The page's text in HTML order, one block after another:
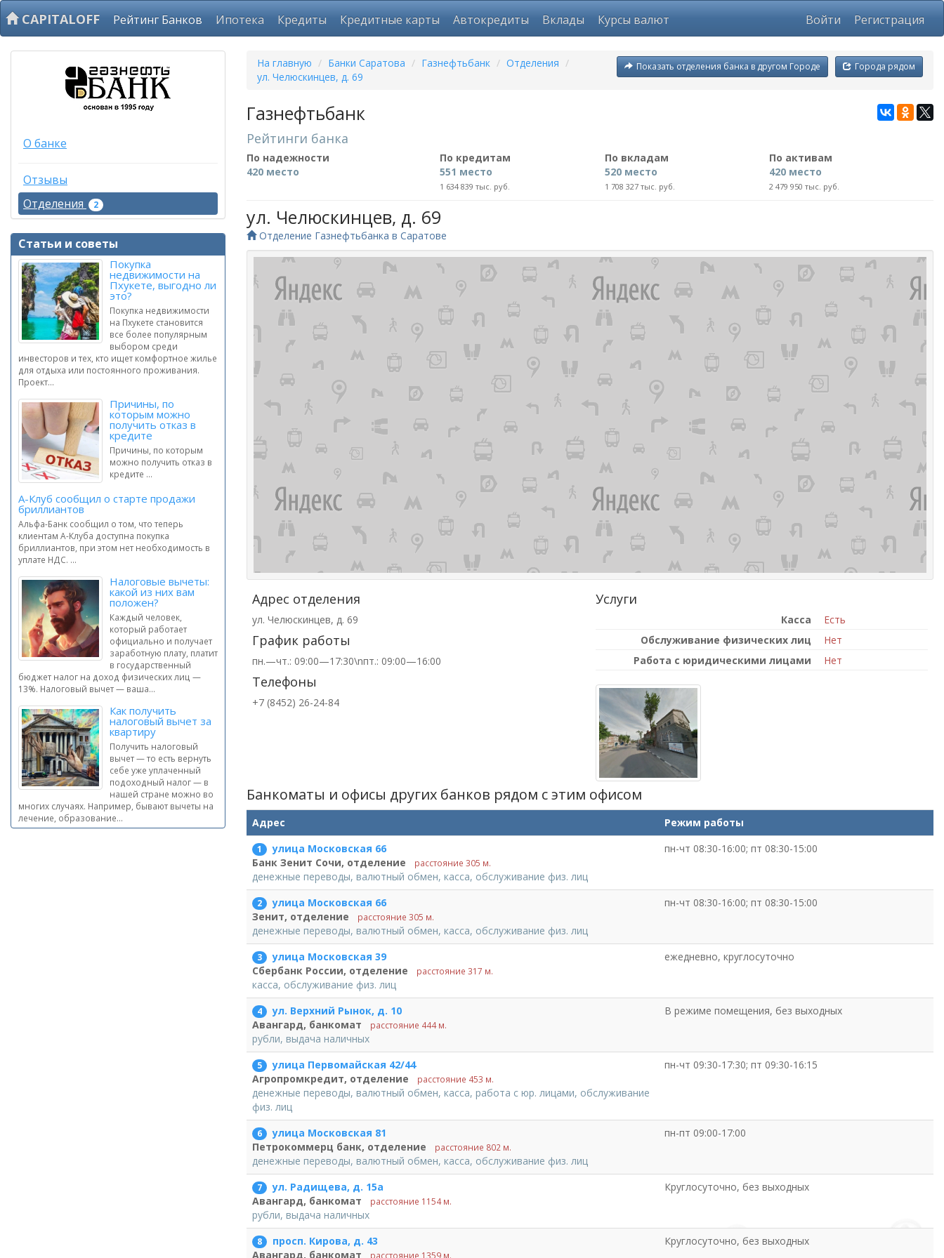
CAPITALOFF Рейтинг Банков Ипотека Кредиты Кредитные карты Автокредиты Вклады Курсы валют Войти Регистрация
О банке
Отзывы
Отделения
2
Статьи и советы
Покупка
недвижимости на
Пхукете, выгодно ли
это?
Покупка недвижимости
на Пхукете становится
все более популярным
выбором среди
инвесторов и тех, кто ищет комфортное жилье
для отдыха или постоянного проживания.
Проект...
Причины, по
которым можно
получить отказ в
кредите
Причины, по которым
можно получить отказ в
кредите ...
А-Клуб сообщил о старте продажи
бриллиантов
Альфа-Банк сообщил о том, что теперь
клиентам А-Клуба доступна покупка
бриллиантов, при этом нет необходимость в
уплате НДС. ...
Налоговые вычеты:
какой из них вам
положен?
Каждый человек,
который работает
официально и получает
заработную плату, платит
в государственный
бюджет налог на доход физических лиц —
13%. Налоговый вычет — ваша...
Как получить
налоговый вычет за
квартиру
Получить налоговый
вычет — то есть вернуть
себе уже уплаченный
подоходный налог — в
нашей стране можно во
многих случаях. Например, бывают вычеты на
лечение, образование...
Города рядом
Показать отделения банка в другом Городе
На главную / Банки Саратова / Газнефтьбанк / Отделения /
ул. Челюскинцев, д. 69
Газнефтьбанк
Рейтинги банка
По надежности По кредитам По вкладам
По активам
420 место
551 место
1 634 839 тыс. руб.
520 место
1 708 327 тыс. руб.
420 место
2 479 950 тыс. руб.
ул. Челюскинцев, д. 69
Отделение Газнефтьбанка в Саратове
Адрес отделения
ул. Челюскинцев, д. 69
График работы
пн.—чт.: 09:00—17:30\nпт.: 09:00—16:00
Телефоны
+7 (8452) 26-24-84
Услуги
Касса
Есть
Обслуживание физических лиц
Нет
Работа с юридическими лицами
Нет
Банкоматы и офисы других банков рядом c этим офисом
Адрес Режим работы
1
улица Московская 66
Банк Зенит Сочи, отделение
расстояние 305 м.
денежные переводы, валютный обмен, касса, обслуживание физ. лиц
пн-чт 08:30-16:00; пт 08:30-15:00
2
улица Московская 66
Зенит, отделение
расстояние 305 м.
денежные переводы, валютный обмен, касса, обслуживание физ. лиц
пн-чт 08:30-16:00; пт 08:30-15:00
3
улица Московская 39
Сбербанк России, отделение
расстояние 317 м.
касса, обслуживание физ. лиц
ежедневно, круглосуточно
4
ул. Верхний Рынок, д. 10
Авангард, банкомат
расстояние 444 м.
рубли, выдача наличных
В режиме помещения, без выходных
5
улица Первомайская 42/44
Агропромкредит, отделение
расстояние 453 м.
денежные переводы, валютный обмен, касса, работа с юр. лицами, обслуживание
физ. лиц
пн-чт 09:30-17:30; пт 09:30-16:15
6
улица Московская 81
Петрокоммерц банк, отделение
расстояние 802 м.
денежные переводы, валютный обмен, касса, обслуживание физ. лиц
пн-пт 09:00-17:00
7
ул. Радищева, д. 15а
Авангард, банкомат
расстояние 1154 м.
рубли, выдача наличных
Круглосуточно, без выходных
8
просп. Кирова, д. 43
Авангард, банкомат
расстояние 1359 м.
Круглосуточно, без выходных